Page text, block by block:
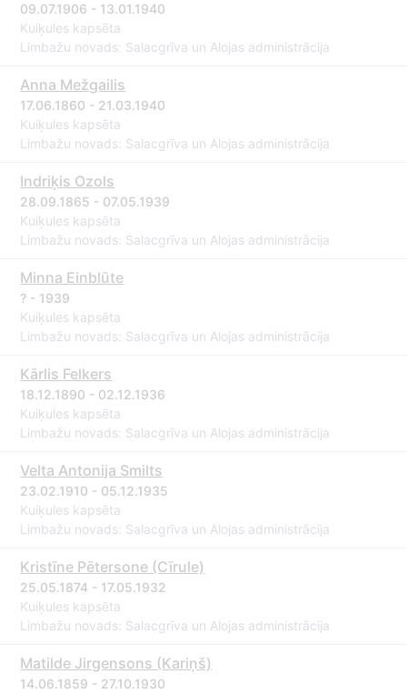
09.07.1906 - 13.01.1940
Kuiķules kapsēta
Limbažu novads: Salacgrīva un Alojas administrācija
Anna Mežgailis
17.06.1860 - 21.03.1940
Kuiķules kapsēta
Limbažu novads: Salacgrīva un Alojas administrācija
Indriķis Ozols
28.09.1865 - 07.05.1939
Kuiķules kapsēta
Limbažu novads: Salacgrīva un Alojas administrācija
Minna Einblūte
? - 1939
Kuiķules kapsēta
Limbažu novads: Salacgrīva un Alojas administrācija
Kārlis Felkers
18.12.1890 - 02.12.1936
Kuiķules kapsēta
Limbažu novads: Salacgrīva un Alojas administrācija
Velta Antonija Smilts
23.02.1910 - 05.12.1935
Kuiķules kapsēta
Limbažu novads: Salacgrīva un Alojas administrācija
Kristīne Pētersone (Cīrule)
25.05.1874 - 17.05.1932
Kuiķules kapsēta
Limbažu novads: Salacgrīva un Alojas administrācija
Matilde Jirgensons (Kariņš)
14.06.1859 - 27.10.1930